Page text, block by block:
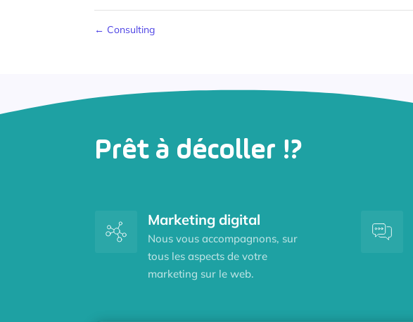
← Consulting
Prêt à décoller !?
Marketing digital
Nous vous accompagnons, sur
tous les aspects de votre
marketing sur le web.